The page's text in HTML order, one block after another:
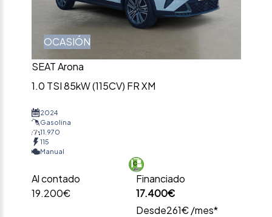
OCASIÓN
SEAT Arona
1.0 TSI 85kW (115CV) FR XM
2024
Gasolina
11.970
115
Manual
Al contado
19.200€
Financiado
17.400€
Desde261€ /mes*